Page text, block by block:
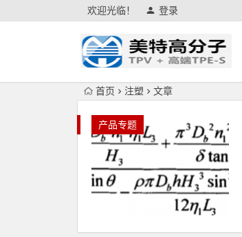
欢迎光临！ 登录
首页 注塑 文章
产品专题